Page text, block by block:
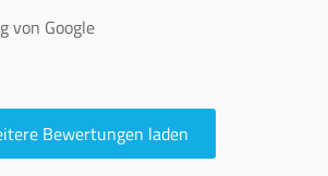
von Google
Bewertungen laden